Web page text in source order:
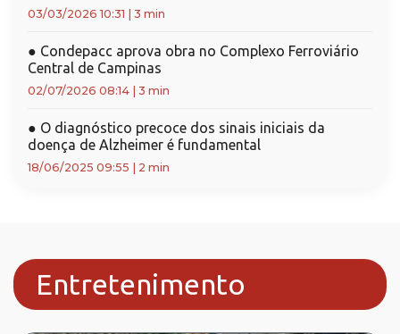
03/03/2026 10:31 3 min
● Condepacc aprova obra no Complexo Ferroviário
Central de Campinas
02/07/2026 08:14 3 min
● O diagnóstico precoce dos sinais iniciais da
doença de Alzheimer é fundamental
18/06/2025 09:55 2 min
Entretenimento